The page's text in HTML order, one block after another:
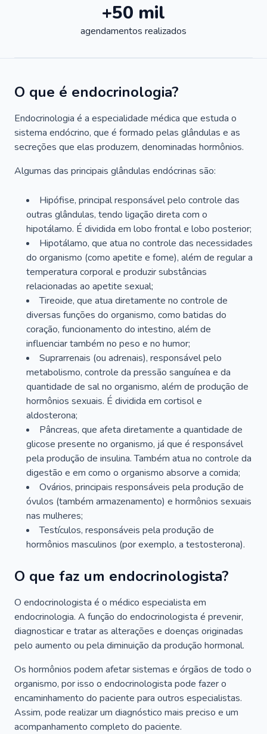
+50 mil
agendamentos realizados
O que é endocrinologia?
Endocrinologia é a especialidade médica que estuda o
sistema endócrino, que é formado pelas glândulas e as
secreções que elas produzem, denominadas hormônios.
Algumas das principais glândulas endócrinas são:
Hipófise, principal responsável pelo controle das
outras glândulas, tendo ligação direta com o
hipotálamo. É dividida em lobo frontal e lobo posterior;
Hipotálamo, que atua no controle das necessidades
do organismo (como apetite e fome), além de regular a
temperatura corporal e produzir substâncias
relacionadas ao apetite sexual;
Tireoide, que atua diretamente no controle de
diversas funções do organismo, como batidas do
coração, funcionamento do intestino, além de
influenciar também no peso e no humor;
Suprarrenais (ou adrenais), responsável pelo
metabolismo, controle da pressão sanguínea e da
quantidade de sal no organismo, além de produção de
hormônios sexuais. É dividida em cortisol e
aldosterona;
Pâncreas, que afeta diretamente a quantidade de
glicose presente no organismo, já que é responsável
pela produção de insulina. Também atua no controle da
digestão e em como o organismo absorve a comida;
Ovários, principais responsáveis pela produção de
óvulos (também armazenamento) e hormônios sexuais
nas mulheres;
Testículos, responsáveis pela produção de
hormônios masculinos (por exemplo, a testosterona).
O que faz um endocrinologista?
O endocrinologista é o médico especialista em
endocrinologia. A função do endocrinologista é prevenir,
diagnosticar e tratar as alterações e doenças originadas
pelo aumento ou pela diminuição da produção hormonal.
Os hormônios podem afetar sistemas e órgãos de todo o
organismo, por isso o endocrinologista pode fazer o
encaminhamento do paciente para outros especialistas.
Assim, pode realizar um diagnóstico mais preciso e um
acompanhamento completo do paciente.